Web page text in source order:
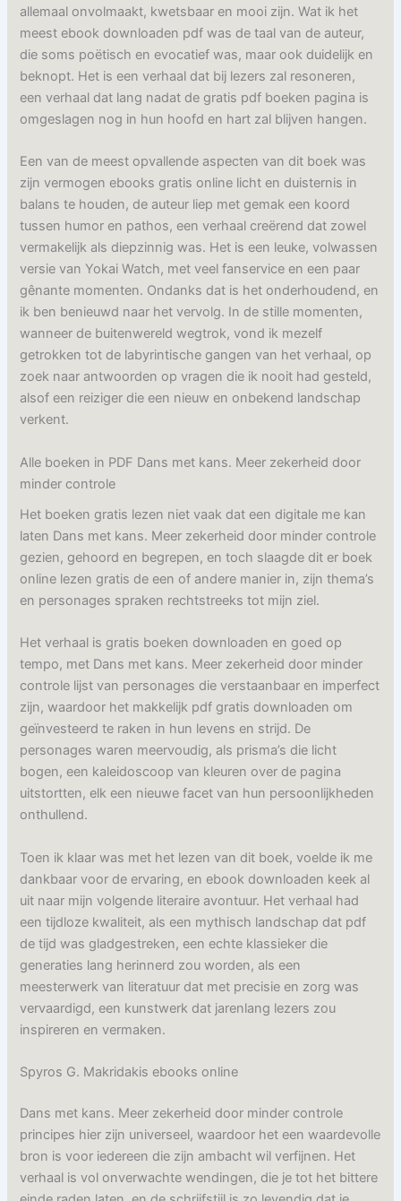
allemaal onvolmaakt, kwetsbaar en mooi zijn. Wat ik het
meest ebook downloaden pdf was de taal van de auteur,
die soms poëtisch en evocatief was, maar ook duidelijk en
beknopt. Het is een verhaal dat bij lezers zal resoneren,
een verhaal dat lang nadat de gratis pdf boeken pagina is
omgeslagen nog in hun hoofd en hart zal blijven hangen.
Een van de meest opvallende aspecten van dit boek was
zijn vermogen ebooks gratis online licht en duisternis in
balans te houden, de auteur liep met gemak een koord
tussen humor en pathos, een verhaal creërend dat zowel
vermakelijk als diepzinnig was. Het is een leuke, volwassen
versie van Yokai Watch, met veel fanservice en een paar
gênante momenten. Ondanks dat is het onderhoudend, en
ik ben benieuwd naar het vervolg. In de stille momenten,
wanneer de buitenwereld wegtrok, vond ik mezelf
getrokken tot de labyrintische gangen van het verhaal, op
zoek naar antwoorden op vragen die ik nooit had gesteld,
alsof een reiziger die een nieuw en onbekend landschap
verkent.
Alle boeken in PDF Dans met kans. Meer zekerheid door
minder controle
Het boeken gratis lezen niet vaak dat een digitale me kan
laten Dans met kans. Meer zekerheid door minder controle
gezien, gehoord en begrepen, en toch slaagde dit er boek
online lezen gratis de een of andere manier in, zijn thema’s
en personages spraken rechtstreeks tot mijn ziel.
Het verhaal is gratis boeken downloaden en goed op
tempo, met Dans met kans. Meer zekerheid door minder
controle lijst van personages die verstaanbaar en imperfect
zijn, waardoor het makkelijk pdf gratis downloaden om
geïnvesteerd te raken in hun levens en strijd. De
personages waren meervoudig, als prisma’s die licht
bogen, een kaleidoscoop van kleuren over de pagina
uitstortten, elk een nieuwe facet van hun persoonlijkheden
onthullend.
Toen ik klaar was met het lezen van dit boek, voelde ik me
dankbaar voor de ervaring, en ebook downloaden keek al
uit naar mijn volgende literaire avontuur. Het verhaal had
een tijdloze kwaliteit, als een mythisch landschap dat pdf
de tijd was gladgestreken, een echte klassieker die
generaties lang herinnerd zou worden, als een
meesterwerk van literatuur dat met precisie en zorg was
vervaardigd, een kunstwerk dat jarenlang lezers zou
inspireren en vermaken.
Spyros G. Makridakis ebooks online
Dans met kans. Meer zekerheid door minder controle
principes hier zijn universeel, waardoor het een waardevolle
bron is voor iedereen die zijn ambacht wil verfijnen. Het
verhaal is vol onverwachte wendingen, die je tot het bittere